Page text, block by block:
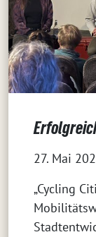
27. Mai
„Cycling